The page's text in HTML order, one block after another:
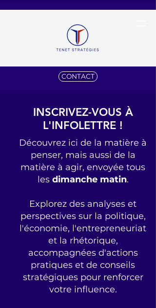
CONTACT
INSCRIVEZ-VOUS À
L'INFOLETTRE !
Découvrez ici de la matière à
penser, mais aussi de la
matière à agir, envoyée tous
les dimanche matin.
Explorez des analyses et
perspectives sur la politique,
l'économie, l'entrepreneuriat
et la rhétorique,
accompagnées d'actions
pratiques et de conseils
stratégiques pour renforcer
votre influence.